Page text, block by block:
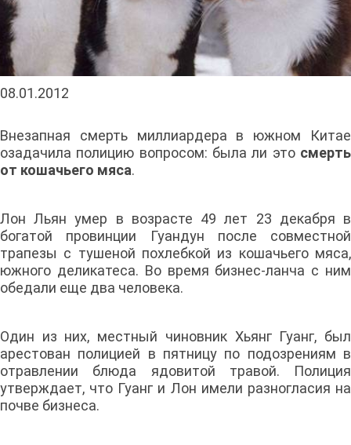
08.01.2012
Внезапная смерть миллиардера в южном Китае
озадачила полицию вопросом: была ли это смерть
от кошачьего мяса.
Лон Льян умер в возрасте 49 лет 23 декабря в
богатой провинции Гуандун после совместной
трапезы с тушеной похлебкой из кошачьего мяса,
южного деликатеса. Во время бизнес-ланча с ним
обедали еще два человека.
Один из них, местный чиновник Хьянг Гуанг, был
арестован полицией в пятницу по подозрениям в
отравлении блюда ядовитой травой. Полиция
утверждает, что Гуанг и Лон имели разногласия на
почве бизнеса.